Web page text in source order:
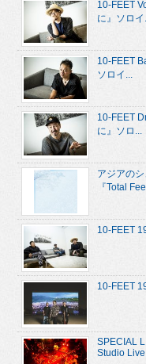
10-FEET
に』ソロイ
10-FEET
ソロイ...
10-FEET
に』ソロ...
アジアの
『Total
10-FEET
10-FEET
SPECIAL
Studio